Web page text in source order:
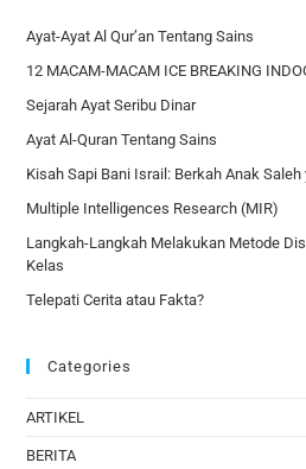
Ayat-Ayat Al Qur’an Tentang Sains
12 MACAM-MACAM ICE BREAKING
Sejarah Ayat Seribu Dinar
Ayat Al-Quran Tentang Sains
Kisah Sapi Bani Israil: Berkah Anak
Multiple Intelligences Research (MIR)
Langkah-Langkah Melakukan Metode
Kelas
Telepati Cerita atau Fakta?
Categories
ARTIKEL
BERITA